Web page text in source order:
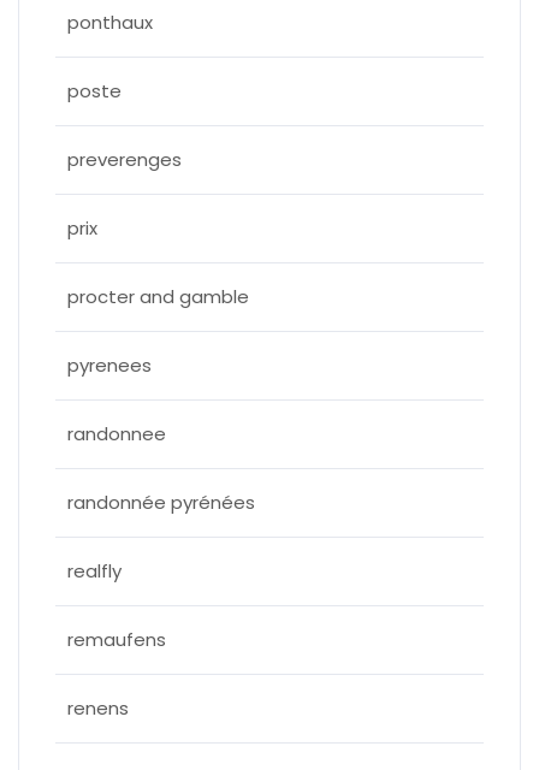
ponthaux
poste
preverenges
prix
procter and gamble
pyrenees
randonnee
randonnée pyrénées
realfly
remaufens
renens